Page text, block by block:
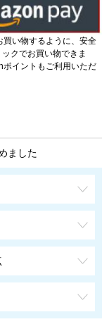
買い物するように、安全
クでお買い物できま
ポイントもご利用いただ
ました